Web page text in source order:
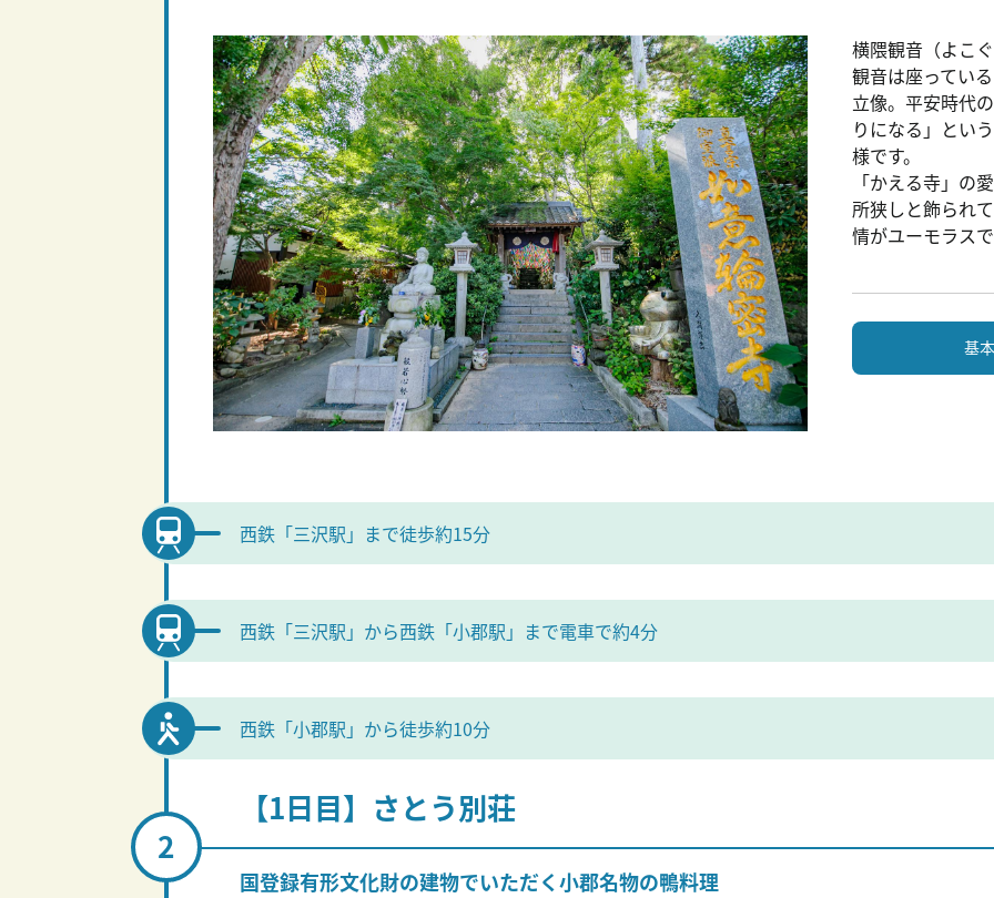
横隈観音（よこ
観音は座ってい
立像。平安時代
りになる」とい
様です。
「かえる寺」の
所狭しと飾られ
情がユーモラス
基
西鉄「三沢駅」まで徒歩約15分
西鉄「三沢駅」から西鉄「小郡駅」まで電車で約4分
西鉄「小郡駅」から徒歩約10分
【1日目】さとう別荘
国登録有形文化財の建物でいただく小郡名物の鴨料理